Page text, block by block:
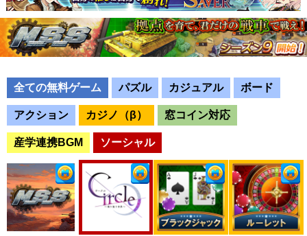
全ての無料ゲーム パズル カジュアル ボード
アクション カジノ（β） 窓コイン対応
産学連携BGM ソーシャル